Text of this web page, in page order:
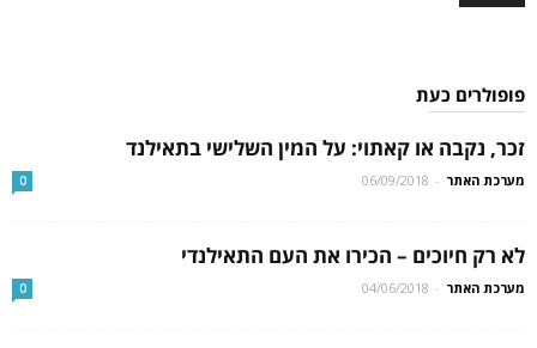
פופולרים כעת
זכר, נקבה או קאתוי: על המין השלישי בתאילנד
מערכת האתר -
06/09/2018
0
לא רק חיוכים – הכירו את העם התאילנדי
מערכת האתר -
04/06/2018
0